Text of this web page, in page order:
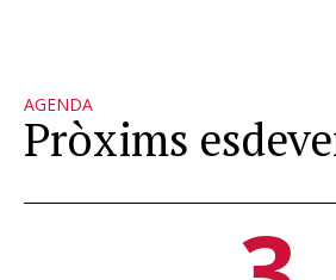
AGENDA
Pròxims